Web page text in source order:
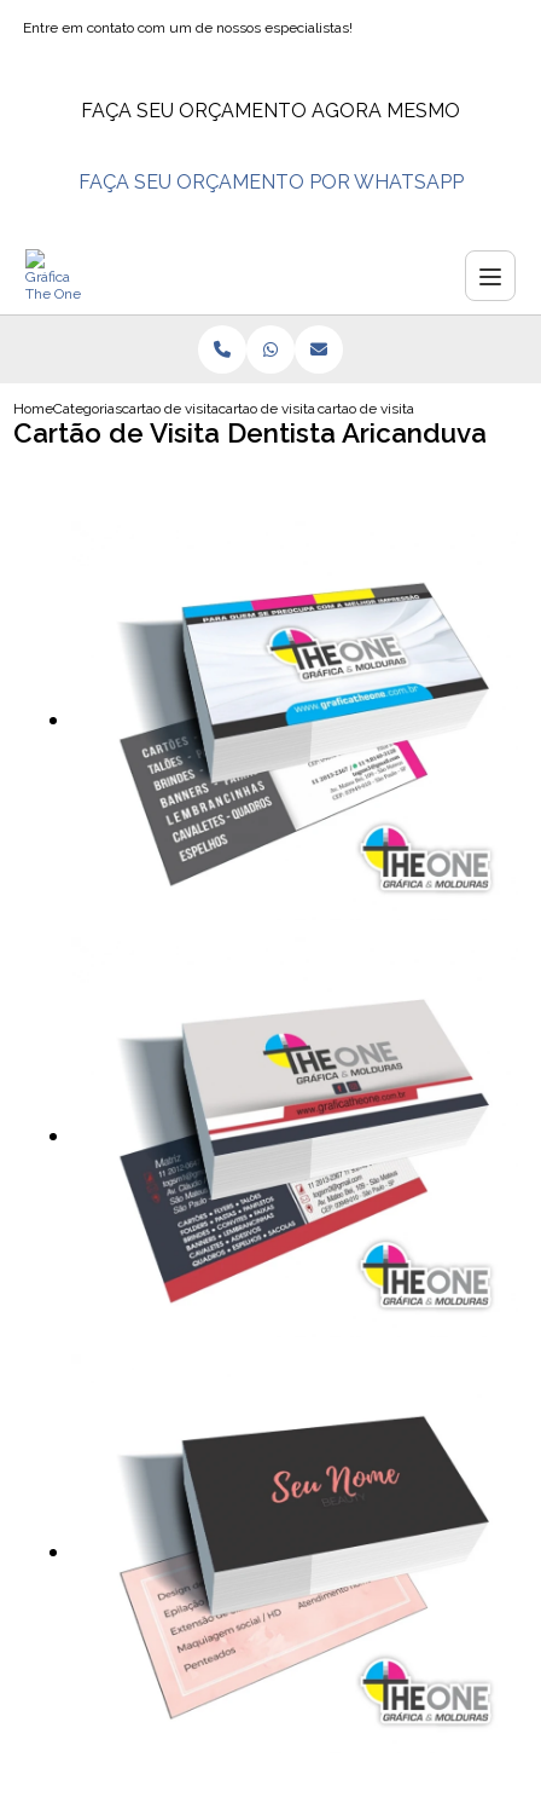
Entre em contato com um de nossos especialistas!
FAÇA SEU ORÇAMENTO AGORA MESMO
FAÇA SEU ORÇAMENTO POR WHATSAPP
HomeCategoriascartao de visitacartao de visita advogadocartao de visita dentista
Cartão de Visita Dentista Aricanduva